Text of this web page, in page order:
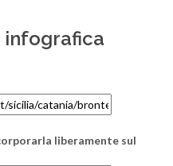
infografica
liberamente sul